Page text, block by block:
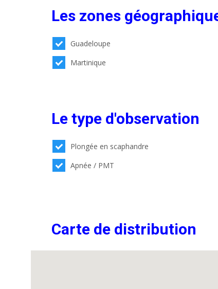
Les zones
Guadeloupe
Martinique
Le type d'observation
Plongée en scaphandre
Apnée / PMT
Carte de distribution